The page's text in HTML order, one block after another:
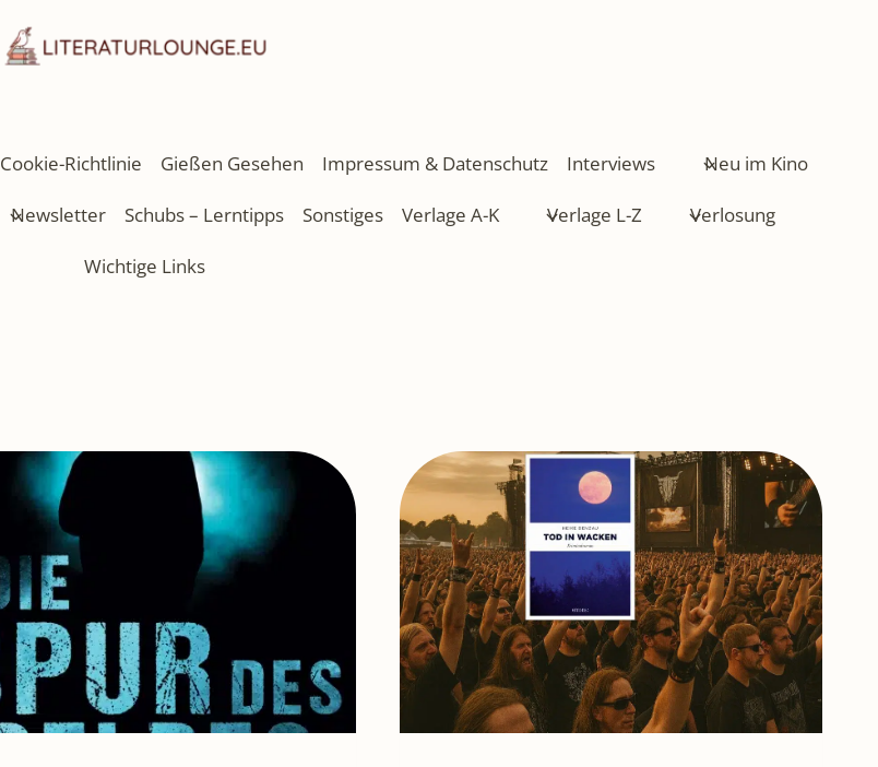
Cookie-Richtlinie Gießen Gesehen Impressum & Datenschutz Interviews Neu im Kino
Newsletter Schubs – Lerntipps Sonstiges Verlage A-K Verlage L-Z Verlosung
Wichtige Links